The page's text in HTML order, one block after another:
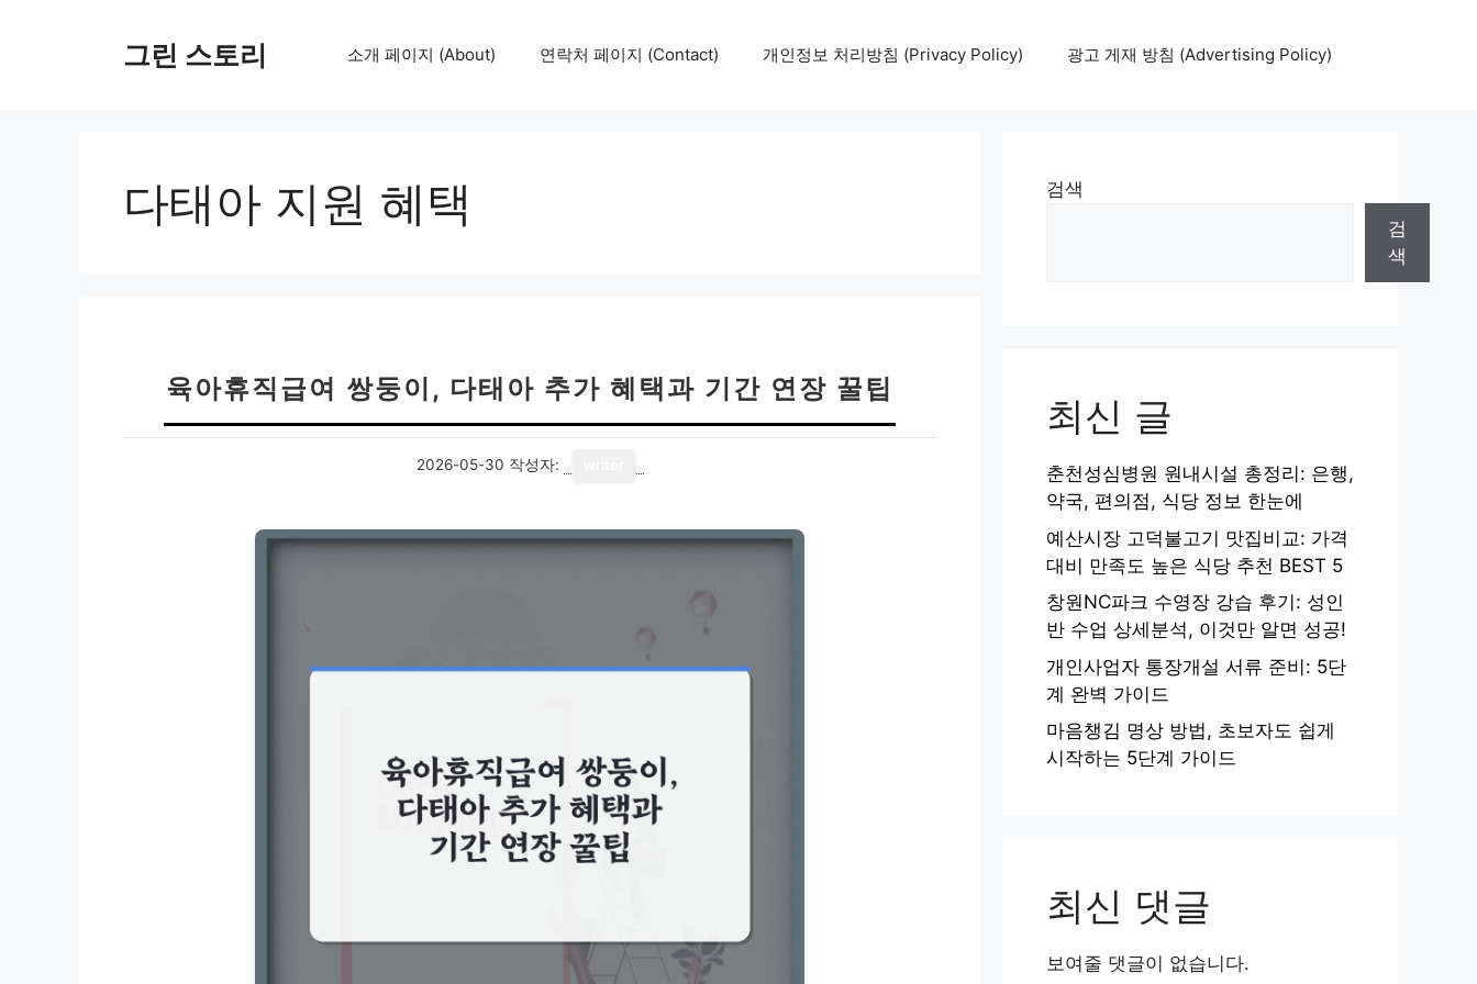
그린 스토리 소개 페이지 (About) 연락처 페이지 (Contact) 개인정보 처리방침 (Privacy Policy) 광고 게재 방침 (Advertising Policy)
다태아 지원 혜택
육아휴직급여 쌍둥이, 다태아 추가 혜택과 기간 연장 꿀팁
2026-05-30 작성자:
검색
검
색
최신 글
춘천성심병원 원내시설 총정리: 은행,
약국, 편의점, 식당 정보 한눈에
예산시장 고덕불고기 맛집비교: 가격
대비 만족도 높은 식당 추천 BEST 5
창원NC파크 수영장 강습 후기: 성인
반 수업 상세분석, 이것만 알면 성공!
개인사업자 통장개설 서류 준비: 5단
계 완벽 가이드
마음챙김 명상 방법, 초보자도 쉽게
시작하는 5단계 가이드
최신 댓글
보여줄 댓글이 없습니다.